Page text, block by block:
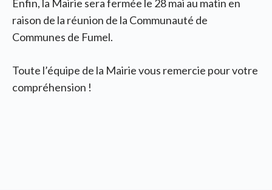
Enfin, la Mairie sera fermée le 28 mai au matin en
raison de la réunion de la Communauté de
Communes de Fumel.
Toute l’équipe de la Mairie vous remercie pour votre
compréhension !